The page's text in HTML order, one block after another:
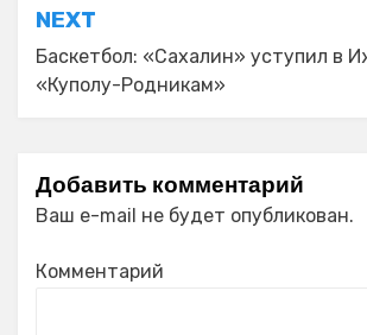
NEXT
Баскетбол: «Сахалин» уступил в
«Куполу-Родникам»
Добавить комментарий
Ваш e-mail не будет опубликован.
Комментарий